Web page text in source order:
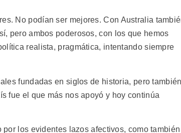
No podían ser mejores. Con Australia
pero ambos poderosos, con los que hemos
realista, pragmática, intentando siempre
fundadas en siglos de historia, pero también
fue el que más nos apoyó y hoy continúa
los evidentes lazos afectivos, como también